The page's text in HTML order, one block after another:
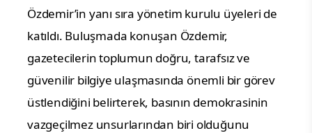
Özdemir’in yanı sıra yönetim kurulu üyeleri de
katıldı. Buluşmada konuşan Özdemir,
gazetecilerin toplumun doğru, tarafsız ve
güvenilir bilgiye ulaşmasında önemli bir görev
üstlendiğini belirterek, basının demokrasinin
vazgeçilmez unsurlarından biri olduğunu